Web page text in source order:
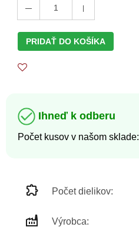
1
PRIDAŤ DO KOŠÍKA
Ihneď k odberu
Počet kusov v našom sklade:
Počet dielikov:
Výrobca: